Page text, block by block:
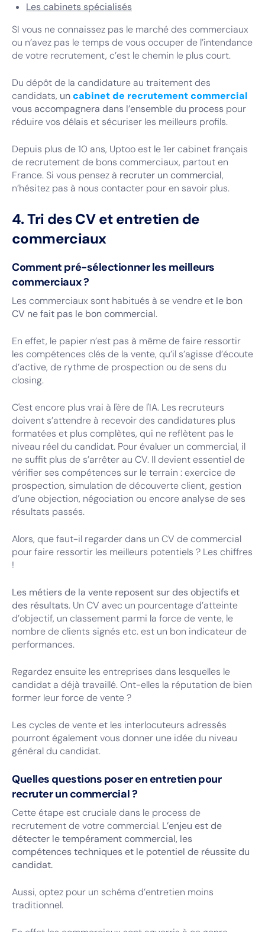
Les cabinets spécialisés
SI vous ne connaissez pas le marché des commerciaux
ou n’avez pas le temps de vous occuper de l’intendance
de votre recrutement, c’est le chemin le plus court.
Du dépôt de la candidature au traitement des
candidats, uncabinet de recrutement commercial
vous accompagnera dans l’ensemble du process pour
réduire vos délais et sécuriser les meilleurs profils.
Depuis plus de 10 ans, Uptoo est le 1er cabinet français
de recrutement de bons commerciaux, partout en
France. Si vous pensez à recruter un commercial,
n’hésitez pas à nous contacter pour en savoir plus.
4. Tri des CV et entretien de
commerciaux
Comment pré-sélectionner les meilleurs
commerciaux ?
Les commerciaux sont habitués à se vendre et le bon
CV ne fait pas le bon commercial.
En effet, le papier n’est pas à même de faire ressortir
les compétences clés de la vente, qu’il s’agisse d’écoute
d’active, de rythme de prospection ou de sens du
closing.
C'est encore plus vrai à l'ère de l'IA. Les recruteurs
doivent s’attendre à recevoir des candidatures plus
formatées et plus complètes, qui ne reflètent pas le
niveau réel du candidat. Pour évaluer un commercial, il
ne suffit plus de s’arrêter au CV. Il devient essentiel de
vérifier ses compétences sur le terrain : exercice de
prospection, simulation de découverte client, gestion
d’une objection, négociation ou encore analyse de ses
résultats passés.
Alors, que faut-il regarder dans un CV de commercial
pour faire ressortir les meilleurs potentiels ? Les chiffres
!
Les métiers de la vente reposent sur des objectifs et
des résultats. Un CV avec un pourcentage d’atteinte
d’objectif, un classement parmi la force de vente, le
nombre de clients signés etc. est un bon indicateur de
performances.
Regardez ensuite les entreprises dans lesquelles le
candidat a déjà travaillé. Ont-elles la réputation de bien
former leur force de vente ?
Les cycles de vente et les interlocuteurs adressés
pourront également vous donner une idée du niveau
général du candidat.
Quelles questions poser en entretien pour
recruter un commercial ?
Cette étape est cruciale dans le process de
recrutement de votre commercial. L’enjeu est de
détecter le tempérament commercial, les
compétences techniques et le potentiel de réussite du
candidat.
Aussi, optez pour un schéma d’entretien moins
traditionnel.